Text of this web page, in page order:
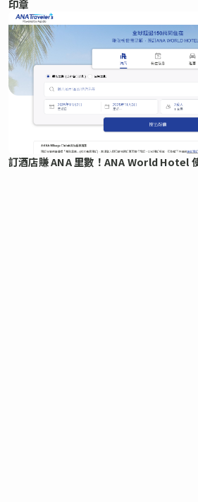
印章
訂酒店賺 ANA 里數！ANA World Hotel